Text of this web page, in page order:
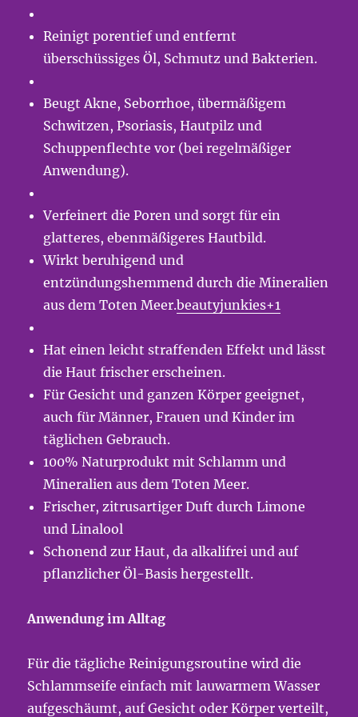
Reinigt porentief und entfernt
überschüssiges Öl, Schmutz und Bakterien.
Beugt Akne, Seborrhoe, übermäßigem
Schwitzen, Psoriasis, Hautpilz und
Schuppenflechte vor (bei regelmäßiger
Anwendung).
Verfeinert die Poren und sorgt für ein
glatteres, ebenmäßigeres Hautbild.
Wirkt beruhigend und
entzündungshemmend durch die Mineralien
aus dem Toten Meer.beautyjunkies+1
Hat einen leicht straffenden Effekt und lässt
die Haut frischer erscheinen.
Für Gesicht und ganzen Körper geeignet,
auch für Männer, Frauen und Kinder im
täglichen Gebrauch.
100% Naturprodukt mit Schlamm und
Mineralien aus dem Toten Meer.
Frischer, zitrusartiger Duft durch Limone
und Linalool
Schonend zur Haut, da alkalifrei und auf
pflanzlicher Öl-Basis hergestellt.
Anwendung im Alltag
Für die tägliche Reinigungsroutine wird die
Schlammseife einfach mit lauwarmem Wasser
aufgeschäumt, auf Gesicht oder Körper verteilt,